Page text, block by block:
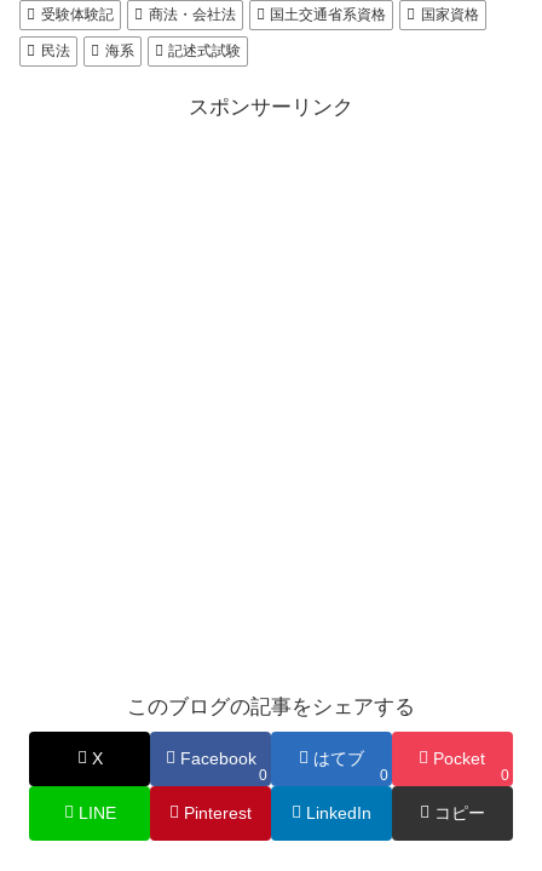
受験体験記 商法・会社法 国土交通省系資格 国家資格
民法 海系 記述式試験
スポンサーリンク
このブログの記事をシェアする
X Facebook
0
はてブ
0
Pocket
0
LINE Pinterest LinkedIn コピー